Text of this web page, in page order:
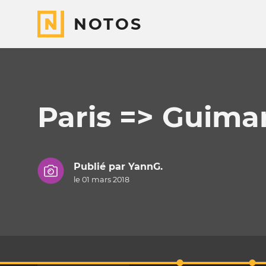
NOTOS
Paris =>
Publié par YannG.
le 01 mars 2018